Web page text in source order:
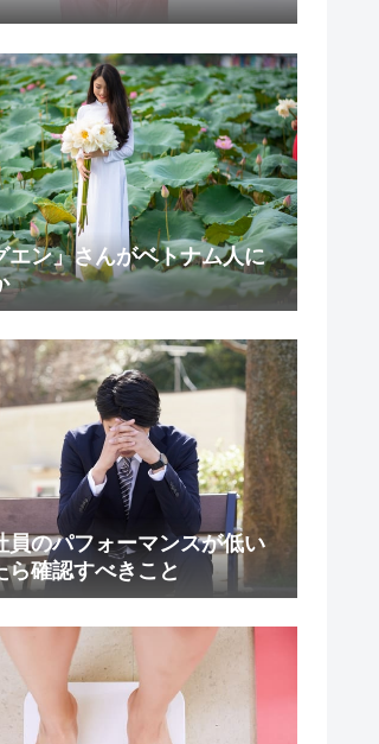
エン」さんがベトナム人に
員のパフォーマンスが低い
ら確認すべきこと